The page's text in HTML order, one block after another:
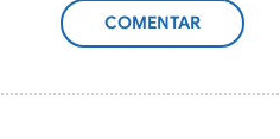
ADICIONAR